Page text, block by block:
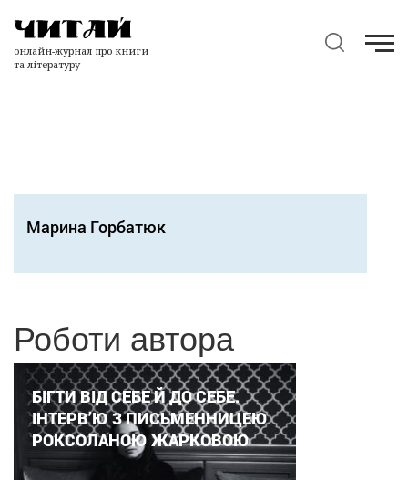
онлайн-журнал про книги
та літературу
Марина Горбатюк
Роботи автора
БІГТИ ВІД СЕБЕ Й ДО СЕБЕ.
ІНТЕРВ’Ю З ПИСЬМЕННИЦЕЮ
РОКСОЛАНОЮ ЖАРКОВОЮ